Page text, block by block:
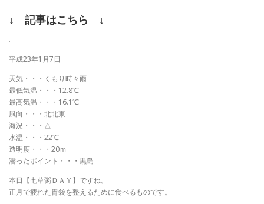
↓ 記事はこちら ↓
.
平成23年1月7日
天気・・・くもり時々雨
最低気温・・・12.8℃
最高気温・・・16.1℃
風向・・・北北東
海況・・・△
水温・・・22℃
透明度・・・20ｍ
潜ったポイント・・・黒島
本日【七草粥ＤＡＹ】ですね。
正月で疲れた胃袋を整えるために食べるものです。